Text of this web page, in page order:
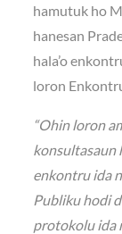
hamutuk ho
hanesan
hala’o
loron
“Ohin loron
konsultasaun
enkontru ida
Publiku hodi
protokolu ida